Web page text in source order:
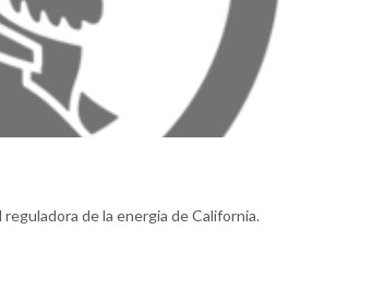
de la energia de California.